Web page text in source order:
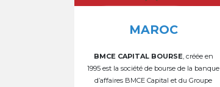
MAROC
BMCE CAPITAL BOURSE , créée en
1995 est la société de bourse de la banque
d’affaires BMCE Capital et du Groupe